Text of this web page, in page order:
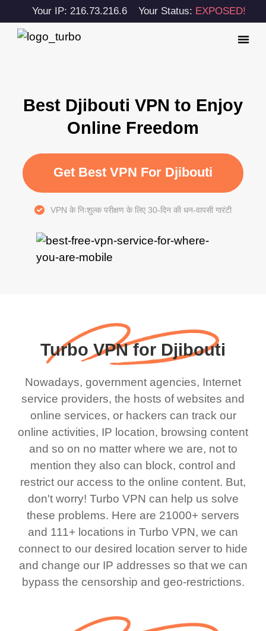
Your IP: 216.73.216.6 Your Status: EXPOSED!
Best Djibouti VPN to Enjoy
Online Freedom
Get Best VPN For Djibouti
VPN के निःशुल्क परीक्षण के लिए 30-दिन की धन-वापसी गारंटी
Turbo VPN for Djibouti
Nowadays, government agencies, Internet
service providers, the hosts of websites and
online services, or hackers can track our
online activities, IP location, browsing content
and so on no matter where we are, not to
mention they also can block, control and
restrict our access to the online content. But,
don't worry! Turbo VPN can help us solve
these problems. Here are 21000+ servers
and 111+ locations in Turbo VPN, we can
connect to our desired location server to hide
and change our IP addresses so that we can
bypass the censorship and geo-restrictions.